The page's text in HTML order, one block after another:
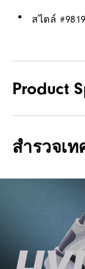
สไตล์ #
Product
Stability
Cushioning
สำรวจเ